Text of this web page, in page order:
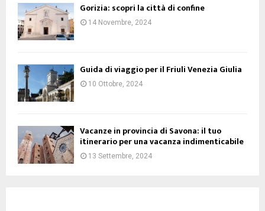
Gorizia: scopri la città di confine
14 Novembre, 2024
Guida di viaggio per il Friuli Venezia Giulia
10 Ottobre, 2024
Vacanze in provincia di Savona: il tuo
itinerario per una vacanza indimenticabile
13 Settembre, 2024